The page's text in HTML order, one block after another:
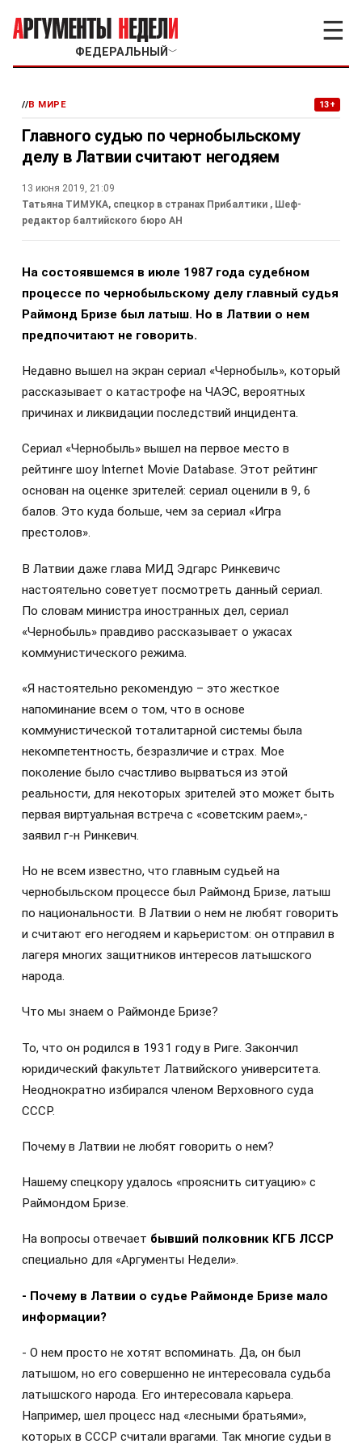
ФЕДЕРАЛЬНЫЙ ﹀
☰
//В МИРЕ 13+
Главного судью по чернобыльскому
делу в Латвии считают негодяем
13 июня 2019, 21:09
Татьяна ТИМУКА, спецкор в странах Прибалтики , Шеф-
редактор балтийского бюро АН
На состоявшемся в июле 1987 года судебном
процессе по чернобыльскому делу главный судья
Раймонд Бризе был латыш. Но в Латвии о нем
предпочитают не говорить.
Недавно вышел на экран сериал «Чернобыль», который
рассказывает о катастрофе на ЧАЭС, вероятных
причинах и ликвидации последствий инцидента.
Сериал «Чернобыль» вышел на первое место в
рейтинге шоу Internet Movie Database. Этот рейтинг
основан на оценке зрителей: сериал оценили в 9, 6
балов. Это куда больше, чем за сериал «Игра
престолов».
В Латвии даже глава МИД Эдгарс Ринкевичс
настоятельно советует посмотреть данный сериал.
По словам министра иностранных дел, сериал
«Чернобыль» правдиво рассказывает о ужасах
коммунистического режима.
«Я настоятельно рекомендую – это жесткое
напоминание всем о том, что в основе
коммунистической тоталитарной системы была
некомпетентность, безразличие и страх. Мое
поколение было счастливо вырваться из этой
реальности, для некоторых зрителей это может быть
первая виртуальная встреча с «советским раем»,-
заявил г-н Ринкевич.
Но не всем известно, что главным судьей на
чернобыльском процессе был Раймонд Бризе, латыш
по национальности. В Латвии о нем не любят говорить
и считают его негодяем и карьеристом: он отправил в
лагеря многих защитников интересов латышского
народа.
Что мы знаем о Раймонде Бризе?
То, что он родился в 1931 году в Риге. Закончил
юридический факультет Латвийского университета.
Неоднократно избирался членом Верховного суда
СССР.
Почему в Латвии не любят говорить о нем?
Нашему спецкору удалось «прояснить ситуацию» с
Раймондом Бризе.
На вопросы отвечает бывший полковник КГБ ЛССР
специально для «Аргументы Недели».
- Почему в Латвии о судье Раймонде Бризе мало
информации?
- О нем просто не хотят вспоминать. Да, он был
латышом, но его совершенно не интересовала судьба
латышского народа. Его интересовала карьера.
Например, шел процесс над «лесными братьями»,
которых в СССР считали врагами. Так многие судьи в